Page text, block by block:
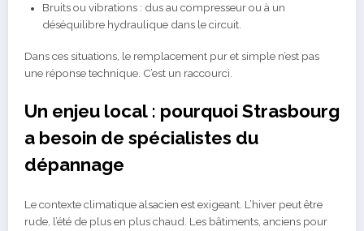
Bruits ou vibrations : dus au compresseur ou à un
déséquilibre hydraulique dans le circuit.
Dans ces situations, le remplacement pur et simple n’est pas
une réponse technique. C’est un raccourci.
Un enjeu local : pourquoi Strasbourg
a besoin de spécialistes du
dépannage
Le contexte climatique alsacien est exigeant. L’hiver peut être
rude, l’été de plus en plus chaud. Les bâtiments, anciens pour